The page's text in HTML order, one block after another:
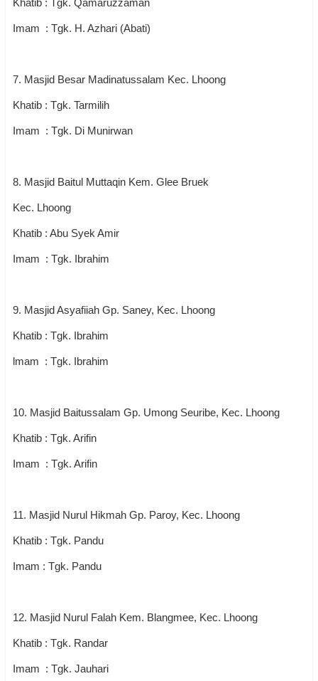
Imam : Tgk. H. Azhari (Abati)
7. Masjid Besar Madinatussalam Kec. Lhoong
Khatib : Tgk. Tarmilih
Imam : Tgk. Di Munirwan
8. Masjid Baitul Muttaqin Kem. Glee Bruek
Kec. Lhoong
Khatib : Abu Syek Amir
Imam : Tgk. Ibrahim
9. Masjid Asyafiiah Gp. Saney, Kec. Lhoong
Khatib : Tgk. Ibrahim
lmam : Tgk. Ibrahim
10. Masjid Baitussalam Gp. Umong Seuribe, Kec. Lhoong
Khatib : Tgk. Arifin
Imam : Tgk. Arifin
11. Masjid Nurul Hikmah Gp. Paroy, Kec. Lhoong
Khatib : Tgk. Pandu
Imam : Tgk. Pandu
12. Masjid Nurul Falah Kem. Blangmee, Kec. Lhoong
Khatib : Tgk. Randar
Imam : Tgk. Jauhari